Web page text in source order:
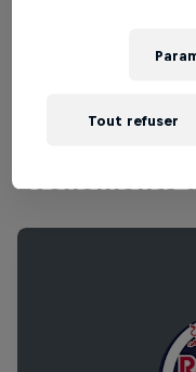
Tout refuser